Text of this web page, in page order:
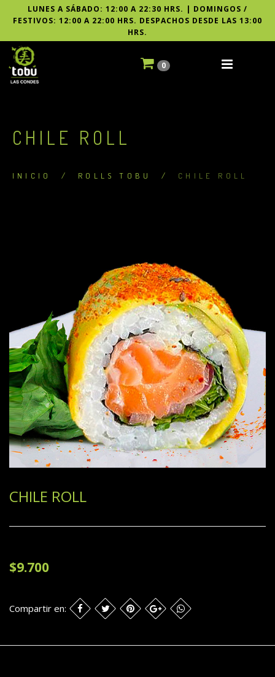
LUNES A SÁBADO: 12:00 A 22:30 HRS. | DOMINGOS /
FESTIVOS: 12:00 A 22:00 HRS. DESPACHOS DESDE LAS 13:00
HRS.
0
CHILE ROLL
INICIO / ROLLS TOBU / CHILE ROLL
CHILE ROLL
$9.700
Compartir en: